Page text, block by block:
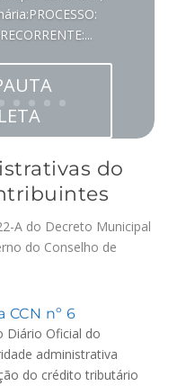
do
A do Decreto Municipal
do Conselho de
nº 6
Diário Oficial do
administrativa
do crédito tributário